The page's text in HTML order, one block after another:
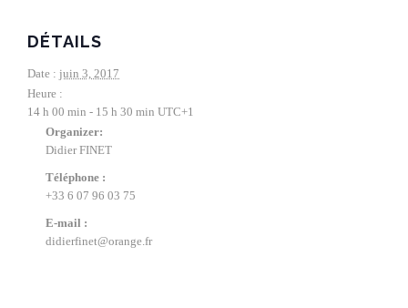
DÉTAILS
Date : juin 3, 2017
Heure :
14 h 00 min - 15 h 30 min UTC+1
Organizer:
Didier FINET
Téléphone :
+33 6 07 96 03 75
E-mail :
didierfinet@orange.fr